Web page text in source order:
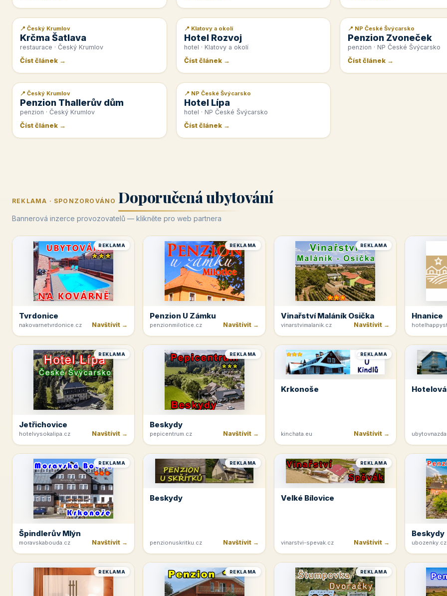
📰 PR článek
📍 Český Krumlov
Krčma Šatlava
restaurace · Český Krumlov
Číst článek →
📰 PR článek
📍 Klatovy a okolí
Hotel Rozvoj
hotel · Klatovy a okolí
Číst článek →
📰 PR článek
📍 NP České Švýcarsko
Penzion Zvoneček
penzion · NP České Švýcarsko
Číst článek →
📰 PR článek
📍 Český Krumlov
Penzion Thallerův dům
penzion · Český Krumlov
Číst článek →
📰 PR článek
📍 NP České Švýcarsko
Hotel Lípa
hotel · NP České Švýcarsko
Číst článek →
REKLAMA · SPONZOROVÁNO Doporučená ubytování
Bannerová inzerce provozovatelů — klikněte pro web partnera
REKLAMA
Tvrdonice
nakovarnetvrdonice.cz Navštívit →
REKLAMA
Penzion U Zámku
penzionmilotice.cz Navštívit →
REKLAMA
Vinařství Maláník Osička
vinarstvimalanik.cz Navštívit →
Hnanice
REKLAMA
Jetřichovice
hotelvysokalipa.cz Navštívit →
REKLAMA
Beskydy
pepicentrum.cz Navštívit →
REKLAMA
Krkonoše
kinchata.eu Navštívit →
REKLAMA
Špindlerův Mlýn
moravskabouda.cz Navštívit →
REKLAMA
Beskydy
penzionuskritku.cz Navštívit →
REKLAMA
Velké Bílovice
vinarstvi-spevak.cz Navštívit →
Beskydy
ubozenky.cz
REKLAMA REKLAMA REKLAMA